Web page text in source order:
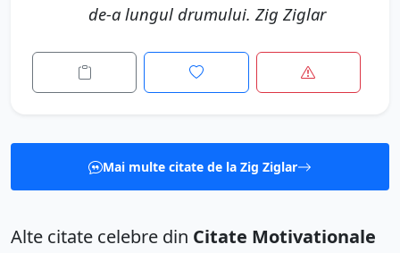
de-a lungul drumului. Zig Ziglar
Mai multe citate de la Zig Ziglar
Alte citate celebre din Citate Motivationale